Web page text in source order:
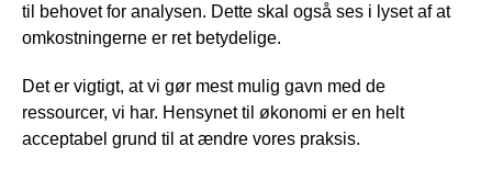
til behovet for analysen. Dette skal også ses i lyset af at
omkostningerne er ret betydelige.
Det er vigtigt, at vi gør mest mulig gavn med de
ressourcer, vi har. Hensynet til økonomi er en helt
acceptabel grund til at ændre vores praksis.